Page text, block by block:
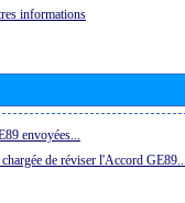
informations
envoyées...
de réviser l'Accord